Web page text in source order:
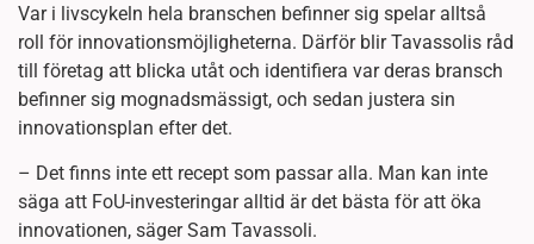
Var i livscykeln hela branschen befinner sig spelar alltså
roll för innovationsmöjligheterna. Därför blir Tavassolis råd
till företag att blicka utåt och identifiera var deras bransch
befinner sig mognadsmässigt, och sedan justera sin
innovationsplan efter det.
– Det finns inte ett recept som passar alla. Man kan inte
säga att FoU-investeringar alltid är det bästa för att öka
innovationen, säger Sam Tavassoli.